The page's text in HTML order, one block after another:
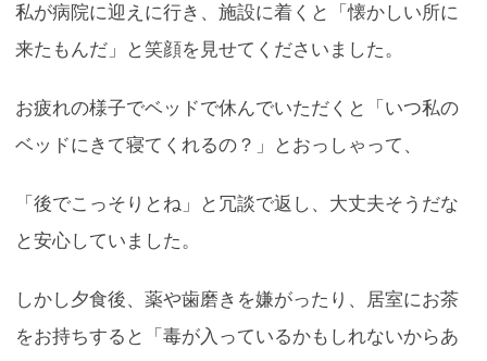
私が病院に迎えに行き、施設に着くと「懐かしい所に
来たもんだ」と笑顔を見せてくださいました。
お疲れの様子でベッドで休んでいただくと「いつ私の
ベッドにきて寝てくれるの？」とおっしゃって、
「後でこっそりとね」と冗談で返し、大丈夫そうだな
と安心していました。
しかし夕食後、薬や歯磨きを嫌がったり、居室にお茶
をお持ちすると「毒が入っているかもしれないからあ